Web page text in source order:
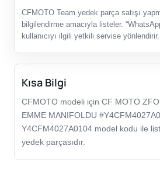
CFMOTO Team yedek parça satışı
bilgilendirme amacıyla listeler.
kullanıcıyı ilgili yetkili servise yönlendirir.
Kısa Bilgi
CFMOTO modeli için CF MOTO
EMME MANIFOLDU
Y4CFM4027A0104 model kodu ile
yedek parçasıdır.